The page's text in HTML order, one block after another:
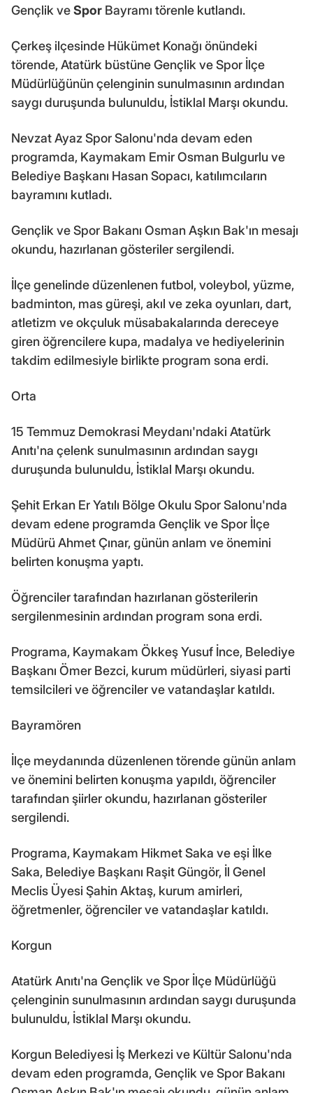
Gençlik veSpor Bayramı törenle kutlandı.
Çerkeş ilçesinde Hükümet Konağı önündeki
törende, Atatürk büstüne Gençlik ve Spor İlçe
Müdürlüğünün çelenginin sunulmasının ardından
saygı duruşunda bulunuldu, İstiklal Marşı okundu.
Nevzat Ayaz Spor Salonu'nda devam eden
programda, Kaymakam Emir Osman Bulgurlu ve
Belediye Başkanı Hasan Sopacı, katılımcıların
bayramını kutladı.
Gençlik ve Spor Bakanı Osman Aşkın Bak'ın mesajı
okundu, hazırlanan gösteriler sergilendi.
İlçe genelinde düzenlenen futbol, voleybol, yüzme,
badminton, mas güreşi, akıl ve zeka oyunları, dart,
atletizm ve okçuluk müsabakalarında dereceye
giren öğrencilere kupa, madalya ve hediyelerinin
takdim edilmesiyle birlikte program sona erdi.
Orta
15 Temmuz Demokrasi Meydanı'ndaki Atatürk
Anıtı'na çelenk sunulmasının ardından saygı
duruşunda bulunuldu, İstiklal Marşı okundu.
Şehit Erkan Er Yatılı Bölge Okulu Spor Salonu'nda
devam edene programda Gençlik ve Spor İlçe
Müdürü Ahmet Çınar, günün anlam ve önemini
belirten konuşma yaptı.
Öğrenciler tarafından hazırlanan gösterilerin
sergilenmesinin ardından program sona erdi.
Programa, Kaymakam Ökkeş Yusuf İnce, Belediye
Başkanı Ömer Bezci, kurum müdürleri, siyasi parti
temsilcileri ve öğrenciler ve vatandaşlar katıldı.
Bayramören
İlçe meydanında düzenlenen törende günün anlam
ve önemini belirten konuşma yapıldı, öğrenciler
tarafından şiirler okundu, hazırlanan gösteriler
sergilendi.
Programa, Kaymakam Hikmet Saka ve eşi İlke
Saka, Belediye Başkanı Raşit Güngör, İl Genel
Meclis Üyesi Şahin Aktaş, kurum amirleri,
öğretmenler, öğrenciler ve vatandaşlar katıldı.
Korgun
Atatürk Anıtı'na Gençlik ve Spor İlçe Müdürlüğü
çelenginin sunulmasının ardından saygı duruşunda
bulunuldu, İstiklal Marşı okundu.
Korgun Belediyesi İş Merkezi ve Kültür Salonu'nda
devam eden programda, Gençlik ve Spor Bakanı